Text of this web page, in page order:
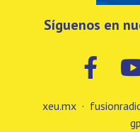
Síguenos en
xeu.mx ·